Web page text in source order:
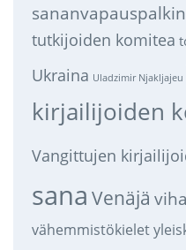
tutkijoiden komitea
Ukraina Uladzimir Njakljajeu
kirjailijoiden
Vangittujen
sana Venäjä
vähemmistökielet